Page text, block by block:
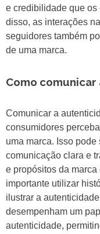
e credibilidade que os
disso, as interações
seguidores também
de uma marca.
Como
Comunicar a
consumidores
uma marca. Isso
comunicação clara e
e propósitos da
importante utilizar
ilustrar a
desempenham um
autenticidade,